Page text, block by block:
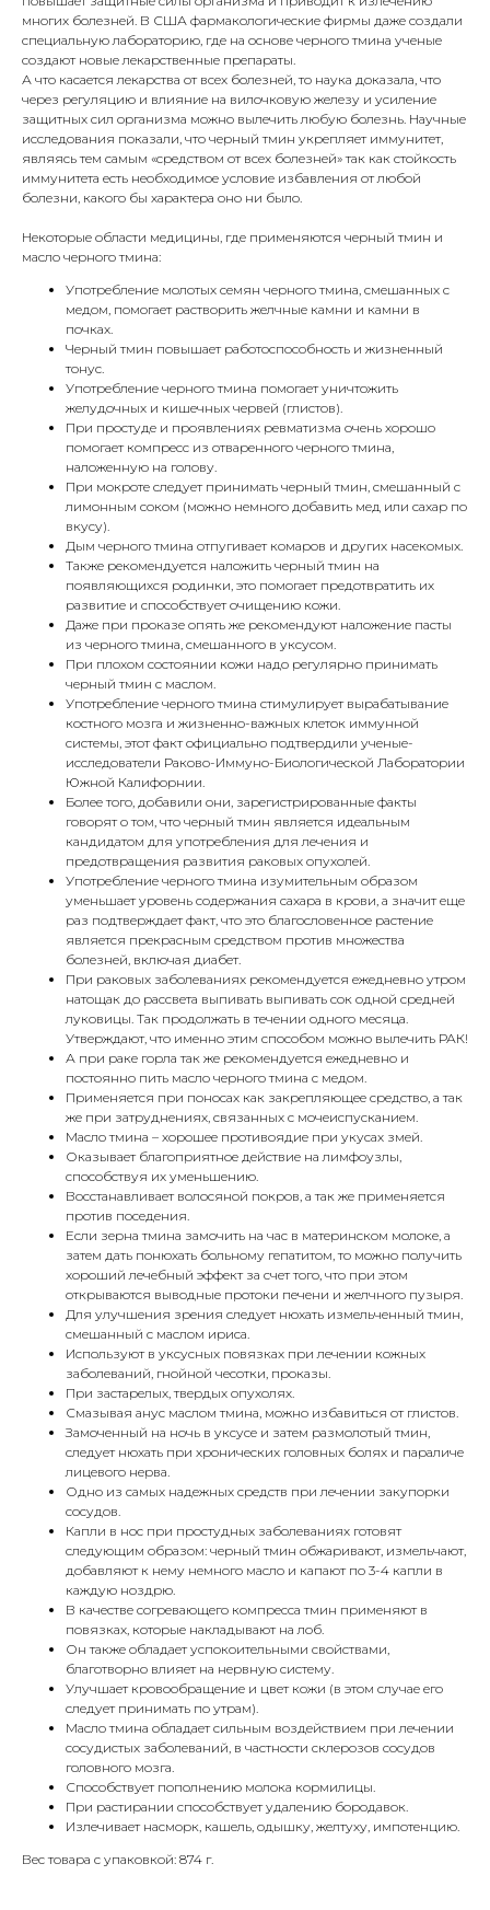
многих болезней. В США фармакологические фирмы даже создали
специальную лабораторию, где на основе черного тмина ученые
создают новые лекарственные препараты.
А что касается лекарства от всех болезней, то наука доказала, что
через регуляцию и влияние на вилочковую железу и усиление
защитных сил организма можно вылечить любую болезнь. Научные
исследования показали, что черный тмин укрепляет иммунитет,
являясь тем самым «средством от всех болезней» так как стойкость
иммунитета есть необходимое условие избавления от любой
болезни, какого бы характера оно ни было.
Некоторые области медицины, где применяются черный тмин и
масло черного тмина:
Употребление молотых семян черного тмина, смешанных с
медом, помогает растворить желчные камни и камни в
почках.
Черный тмин повышает работоспособность и жизненный
тонус.
Употребление черного тмина помогает уничтожить
желудочных и кишечных червей (глистов).
При простуде и проявлениях ревматизма очень хорошо
помогает компресс из отваренного черного тмина,
наложенную на голову.
При мокроте следует принимать черный тмин, смешанный с
лимонным соком (можно немного добавить мед или сахар по
вкусу).
Дым черного тмина отпугивает комаров и других насекомых.
Также рекомендуется наложить черный тмин на
появляющихся родинки, это помогает предотвратить их
развитие и способствует очищению кожи.
Даже при проказе опять же рекомендуют наложение пасты
из черного тмина, смешанного в уксусом.
При плохом состоянии кожи надо регулярно принимать
черный тмин с маслом.
Употребление черного тмина стимулирует вырабатывание
костного мозга и жизненно-важных клеток иммунной
системы, этот факт официально подтвердили ученые-
исследователи Раково-Иммуно-Биологической Лаборатории
Южной Калифорнии.
Более того, добавили они, зарегистрированные факты
говорят о том, что черный тмин является идеальным
кандидатом для употребления для лечения и
предотвращения развития раковых опухолей.
Употребление черного тмина изумительным образом
уменьшает уровень содержания сахара в крови, а значит еще
раз подтверждает факт, что это благословенное растение
является прекрасным средством против множества
болезней, включая диабет.
При раковых заболеваниях рекомендуется ежедневно утром
натощак до рассвета выпивать выпивать сок одной средней
луковицы. Так продолжать в течении одного месяца.
Утверждают, что именно этим способом можно вылечить РАК!
А при раке горла так же рекомендуется ежедневно и
постоянно пить масло черного тмина с медом.
Применяется при поносах как закрепляющее средство, а так
же при затруднениях, связанных с мочеиспусканием.
Масло тмина – хорошее противоядие при укусах змей.
Оказывает благоприятное действие на лимфоузлы,
способствуя их уменьшению.
Восстанавливает волосяной покров, а так же применяется
против поседения.
Если зерна тмина замочить на час в материнском молоке, а
затем дать понюхать больному гепатитом, то можно получить
хороший лечебный эффект за счет того, что при этом
открываются выводные протоки печени и желчного пузыря.
Для улучшения зрения следует нюхать измельченный тмин,
смешанный с маслом ириса.
Используют в уксусных повязках при лечении кожных
заболеваний, гнойной чесотки, проказы.
При застарелых, твердых опухолях.
Смазывая анус маслом тмина, можно избавиться от глистов.
Замоченный на ночь в уксусе и затем размолотый тмин,
следует нюхать при хронических головных болях и параличе
лицевого нерва.
Одно из самых надежных средств при лечении закупорки
сосудов.
Капли в нос при простудных заболеваниях готовят
следующим образом: черный тмин обжаривают, измельчают,
добавляют к нему немного масло и капают по 3-4 капли в
каждую ноздрю.
В качестве согревающего компресса тмин применяют в
повязках, которые накладывают на лоб.
Он также обладает успокоительными свойствами,
благотворно влияет на нервную систему.
Улучшает кровообращение и цвет кожи (в этом случае его
следует принимать по утрам).
Масло тмина обладает сильным воздействием при лечении
сосудистых заболеваний, в частности склерозов сосудов
головного мозга.
Способствует пополнению молока кормилицы.
При растирании способствует удалению бородавок.
Излечивает насморк, кашель, одышку, желтуху, импотенцию.
Вес товара с упаковкой: 874 г.